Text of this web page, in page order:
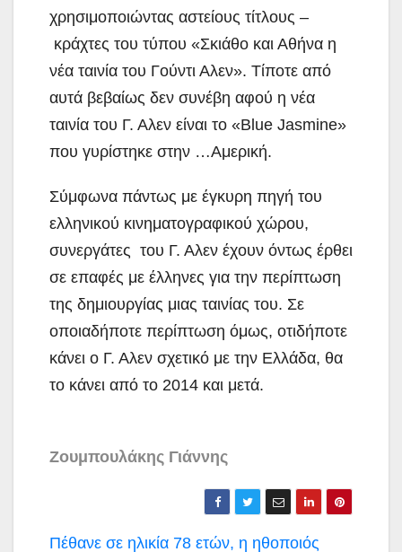
χρησιμοποιώντας αστείους τίτλους –
κράχτες του τύπου «Σκιάθο και Αθήνα η
νέα ταινία του Γούντι Αλεν». Τίποτε από
αυτά βεβαίως δεν συνέβη αφού η νέα
ταινία του Γ. Αλεν είναι το «Blue Jasmine»
που γυρίστηκε στην …Αμερική.
Σύμφωνα πάντως με έγκυρη πηγή του
ελληνικού κινηματογραφικού χώρου,
συνεργάτες του Γ. Αλεν έχουν όντως έρθει
σε επαφές με έλληνες για την περίπτωση
της δημιουργίας μιας ταινίας του. Σε
οποιαδήποτε περίπτωση όμως, οτιδήποτε
κάνει ο Γ. Αλεν σχετικό με την Ελλάδα, θα
το κάνει από το 2014 και μετά.
Ζουμπουλάκης Γιάννης
Πλοήγηση
Πέθανε σε ηλικία 78 ετών, η ηθοποιός